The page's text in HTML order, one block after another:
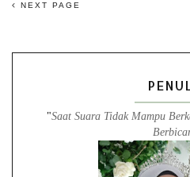
NEXT PAGE
"Saat Suara Tidak Mampu